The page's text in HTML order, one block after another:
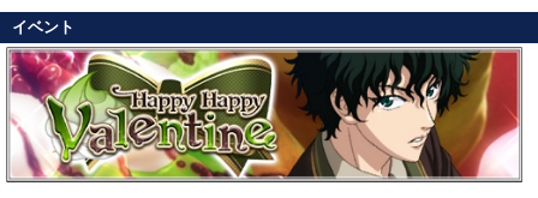
イベント